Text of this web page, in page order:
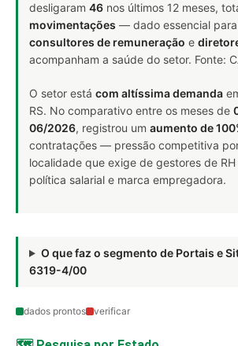
desligaram 46 nos últimos 12 meses,
movimentações — dado essencial para
consultores de remuneração e
acompanham a saúde do setor. Fonte:
O setor está com altíssima demanda
RS. No comparativo entre os meses de
06/2026, registrou um aumento de
contratações — pressão competitiva
localidade que exige de gestores de
política salarial e marca empregadora.
O que faz o segmento de Portais e
6319-4/00
dados prontos verificar